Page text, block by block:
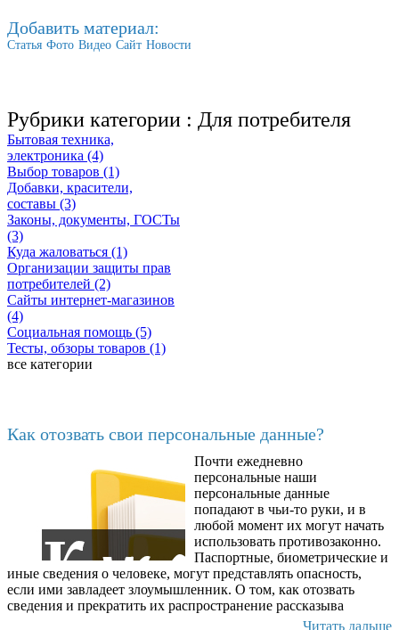
Добавить материал:
Статья Фото Видео Сайт Новости
Рубрики категории : Для потребителя
Бытовая техника,
электроника (4)
Выбор товаров (1)
Добавки, красители,
составы (3)
Законы, документы, ГОСТы
(3)
Куда жаловаться (1)
Организации защиты прав
потребителей (2)
Сайты интернет-магазинов
(4)
Социальная помощь (5)
Тесты, обзоры товаров (1)
все категории
Как отозвать свои персональные данные?
Почти ежедневно
персональные наши
персональные данные
попадают в чьи-то руки, и в
любой момент их могут начать
использовать противозаконно.
Паспортные, биометрические и
иные сведения о человеке, могут представлять опасность,
если ими завладеет злоумышленник. О том, как отозвать
сведения и прекратить их распространение рассказыва
Читать дальше